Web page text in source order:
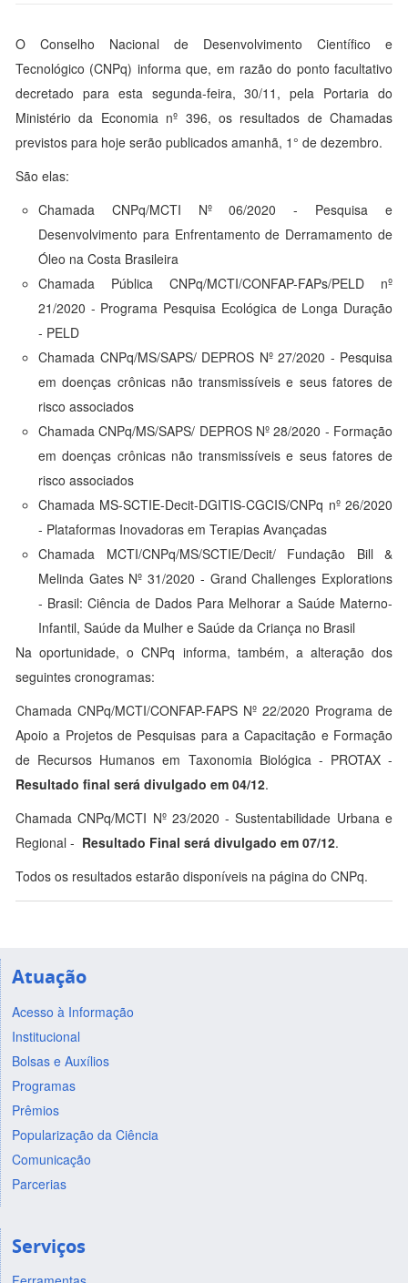
O Conselho Nacional de Desenvolvimento Científico e
Tecnológico (CNPq) informa que, em razão do ponto facultativo
decretado para esta segunda-feira, 30/11, pela Portaria do
Ministério da Economia nº 396, os resultados de Chamadas
previstos para hoje serão publicados amanhã, 1° de dezembro.
São elas:
Chamada CNPq/MCTI Nº 06/2020 - Pesquisa e
Desenvolvimento para Enfrentamento de Derramamento de
Óleo na Costa Brasileira
Chamada Pública CNPq/MCTI/CONFAP-FAPs/PELD nº
21/2020 - Programa Pesquisa Ecológica de Longa Duração
- PELD
Chamada CNPq/MS/SAPS/ DEPROS Nº 27/2020 - Pesquisa
em doenças crônicas não transmissíveis e seus fatores de
risco associados
Chamada CNPq/MS/SAPS/ DEPROS Nº 28/2020 - Formação
em doenças crônicas não transmissíveis e seus fatores de
risco associados
Chamada MS-SCTIE-Decit-DGITIS-CGCIS/CNPq nº 26/2020
- Plataformas Inovadoras em Terapias Avançadas
Chamada MCTI/CNPq/MS/SCTIE/Decit/ Fundação Bill &
Melinda Gates Nº 31/2020 - Grand Challenges Explorations
- Brasil: Ciência de Dados Para Melhorar a Saúde Materno-
Infantil, Saúde da Mulher e Saúde da Criança no Brasil
Na oportunidade, o CNPq informa, também, a alteração dos
seguintes cronogramas:
Chamada CNPq/MCTI/CONFAP-FAPS Nº 22/2020 Programa de
Apoio a Projetos de Pesquisas para a Capacitação e Formação
de Recursos Humanos em Taxonomia Biológica - PROTAX -
Resultado final será divulgado em 04/12.
Chamada CNPq/MCTI Nº 23/2020 - Sustentabilidade Urbana e
Regional - Resultado Final será divulgado em 07/12.
Todos os resultados estarão disponíveis na página do CNPq.
Atuação
Acesso à Informação
Institucional
Bolsas e Auxílios
Programas
Prêmios
Popularização da Ciência
Comunicação
Parcerias
Serviços